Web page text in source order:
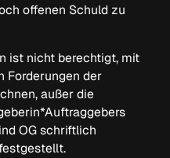
offenen Schuld zu
ist nicht berechtigt, mit
Forderungen der
außer die
OG schriftlich